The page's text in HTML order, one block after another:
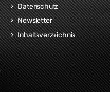
Datenschutz
Newsletter
Inhaltsverzeichnis